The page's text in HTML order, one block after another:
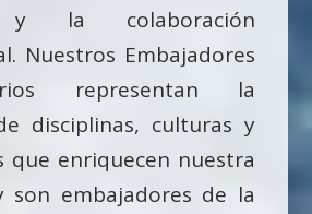
y la colaboración
Nuestros Embajadores
representan la
disciplinas, culturas y
que enriquecen nuestra
son embajadores de la